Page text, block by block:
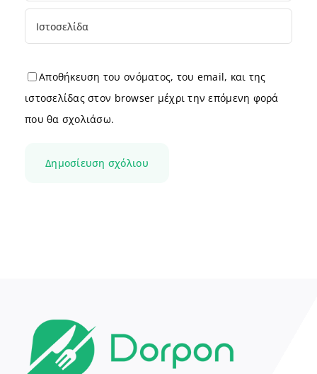
Αποθήκευση του ονόματος, του email, και της
ιστοσελίδας στον browser μέχρι την επόμενη φορά
που θα σχολιάσω.